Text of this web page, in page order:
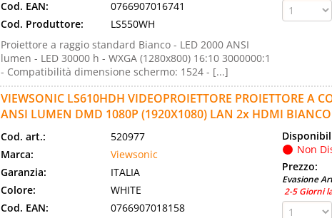
Cod. EAN:
0766907016741
Cod. Produttore:
LS550WH
Proiettore a raggio standard Bianco - LED 2000 ANSI
lumen - LED 30000 h - WXGA (1280x800) 16:10 3000000:1
- Compatibilità dimensione schermo: 1524 - [...]
VIEWSONIC LS610HDH VIDEOPROIETTORE PROIETTORE A
ANSI LUMEN DMD 1080P (1920X1080) LAN 2x HDMI BIANCO
Cod. art.:
520977
Marca:
Viewsonic
Garanzia:
ITALIA
Colore:
WHITE
Cod. EAN:
0766907018158
Non
Prezzo:
Evasione
2-5 Giorni